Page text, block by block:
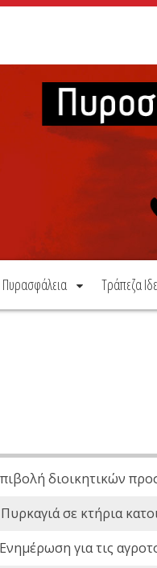
Πυρασφάλεια Τράπεζα
διοικητικών
Πυρκαγιά σε κτήρια
Ενημέρωση για τις